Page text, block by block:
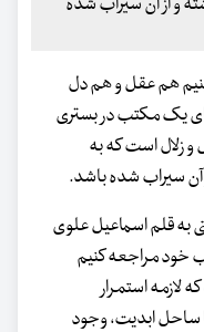
هم عقل و هم دل
یک مکتب در بستری
و زلال است که به
سیراب شده باشد.
در یادداشتی به قلم اسماعیل علوی
خود مراجعه کنیم
استمرار
ساحل ابدیت، وجود